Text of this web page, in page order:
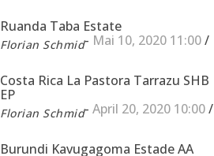
Ruanda Taba Estate
- Mai 10, 2020 11:00/
Florian Schmid
Costa Rica La Pastora Tarrazu SHB
EP
- April 20, 2020 10:00/
Florian Schmid
Burundi Kavugagoma Estade AA